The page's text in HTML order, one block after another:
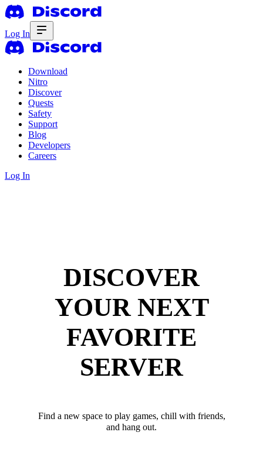
Log In
Download
Nitro
Discover
Quests
Safety
Support
Blog
Developers
Careers
Log In
DISCOVER
YOUR NEXT
FAVORITE
SERVER
Find a new space to play games, chill with friends,
and hang out.